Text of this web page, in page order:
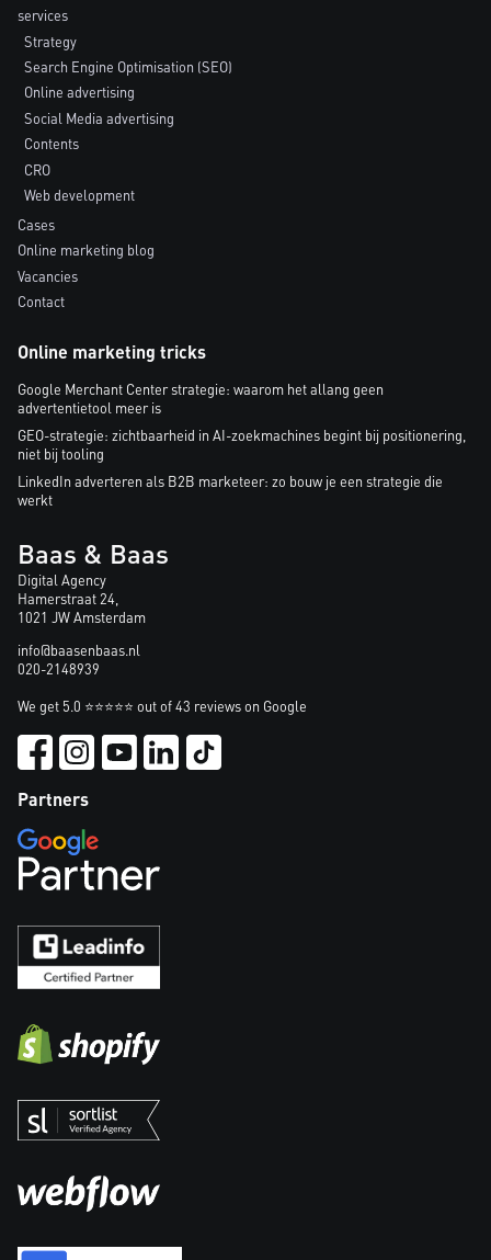
services
Strategy
Search Engine Optimisation (SEO)
Online advertising
Social Media advertising
Contents
CRO
Web development
Cases
Online marketing blog
Vacancies
Contact
Online marketing tricks
Google Merchant Center strategie: waarom het allang geen
advertentietool meer is
GEO-strategie: zichtbaarheid in AI-zoekmachines begint bij positionering,
niet bij tooling
LinkedIn adverteren als B2B marketeer: zo bouw je een strategie die
werkt
Baas & Baas
Digital Agency
Hamerstraat 24,
1021 JW Amsterdam
info@baasenbaas.nl
020-2148939
We get 5.0 ⭐⭐⭐⭐⭐ out of 43 reviews on Google
Partners